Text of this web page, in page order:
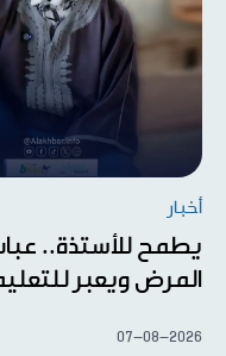
أخبار
يطمح للأستذة..
المرض ويعبر
07-08-2026